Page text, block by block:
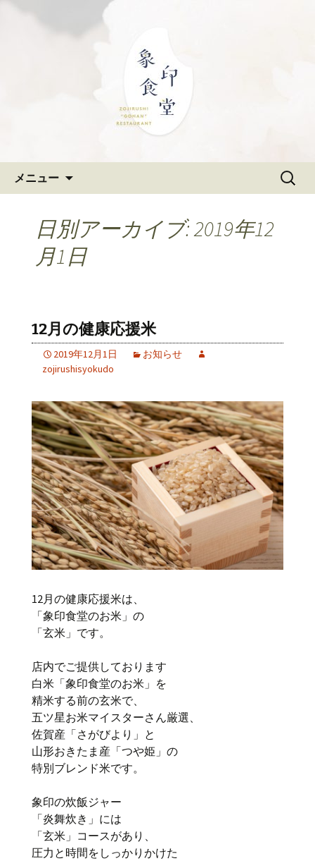
難波・なんばスカイオにある
和食「象印食堂」の公式ブログ
大阪難波の和食「象印食堂」。象印マ
ホービンが、「ごはんレストラン」と
して、美味しいごはんをご提供しま
メニュー
検
日別アーカイブ: 2019年12
月1日
12月の健康応援米
2019年12月1日
お知らせ
zojirushisyokudo
12月の健康応援米は、
「象印食堂のお米」の
「玄米」です。
店内でご提供しております
白米「象印食堂のお米」を
精米する前の玄米で、
五ツ星お米マイスターさん厳選、
佐賀産「さがびより」と
山形おきたま産「つや姫」の
特別ブレンド米です。
象印の炊飯ジャー
「炎舞炊き」には
「玄米」コースがあり、
圧力と時間をしっかりかけた